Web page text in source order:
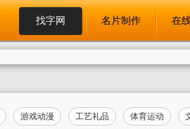
找字网 名片制作 在
游戏动漫 工艺礼品 体育运动